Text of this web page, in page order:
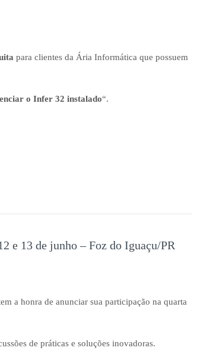
para clientes da Ária Informática que possuem
o Infer 32 instalado“.
e 13 de junho – Foz do Iguaçu/PR
a honra de anunciar sua participação na quarta
de práticas e soluções inovadoras.